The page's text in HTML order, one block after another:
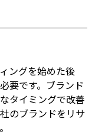
ングを始めた後
要です。ブランド
タイミングで改善
のブランドをリサ